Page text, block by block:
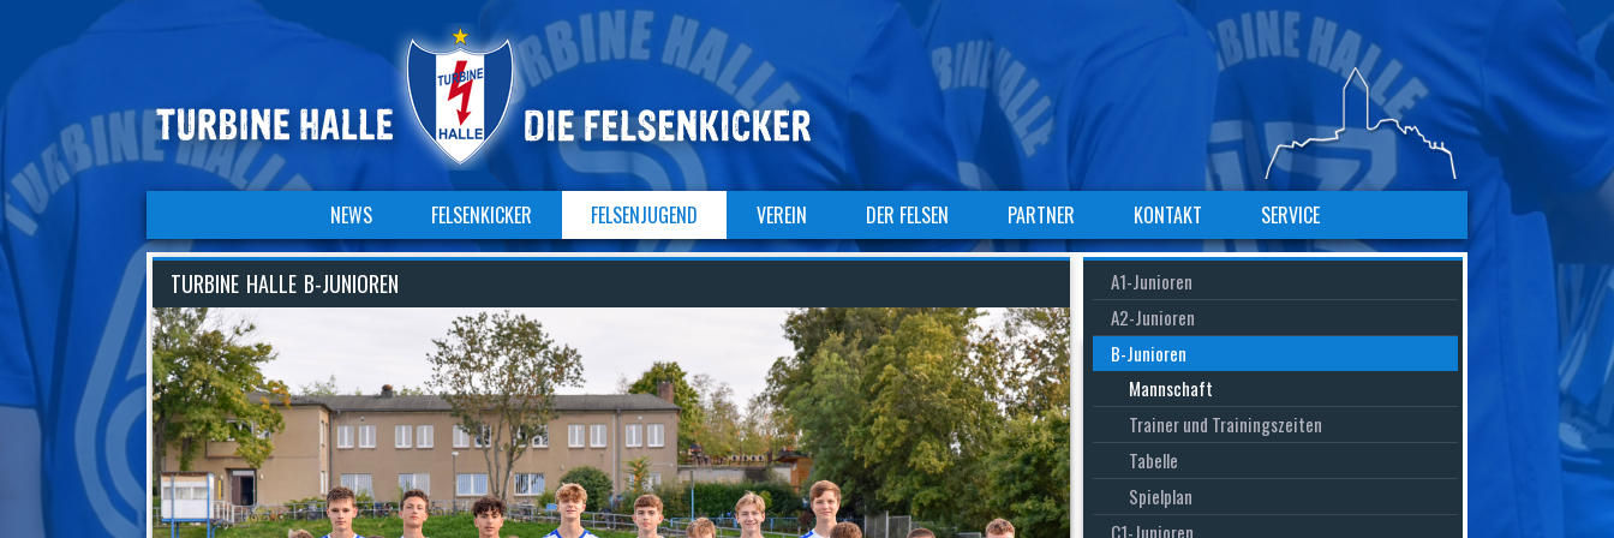
NAVIGATION
ÜBERSPRINGEN
NEWS FELSENKICKER FELSENJUGEND VEREIN DER FELSEN PARTNER KONTAKT SERVICE
Navigation
überspringen
TURBINE HALLE B-JUNIOREN
Navigation
überspringen
A1-Junioren
A2-Junioren
Navigation
überspringen
B-Junioren
Mannschaft
Trainer und Trainingszeiten
Tabelle
Spielplan
Navigation
überspringen
C1-Junioren